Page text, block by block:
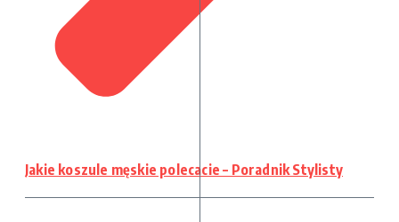
Jakie koszule męskie polecacie – Poradnik Stylisty